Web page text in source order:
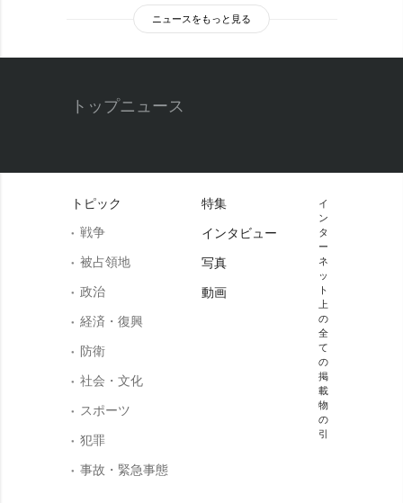
ニュースをもっと見る
トップニュース
トピック
戦争
被占領地
政治
経済・復興
防衛
社会・文化
スポーツ
犯罪
事故・緊急事態
特集
インタビュー
写真
動画
イ
ン
タ
ー
ネ
ッ
ト
上
の
全
て
の
掲
載
物
の
引